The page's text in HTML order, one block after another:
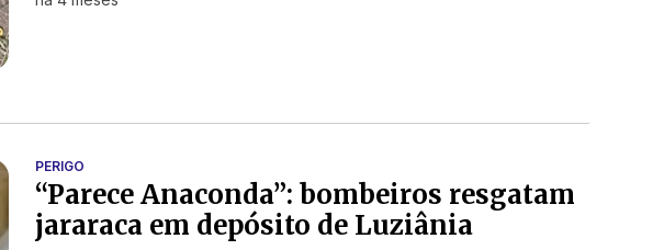
PERIGO
“Parece Anaconda”: bombeiros resgatam
jararaca em depósito de Luziânia